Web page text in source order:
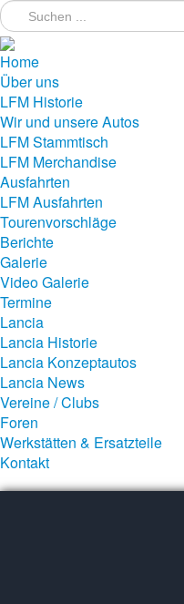
Home
Über uns
LFM Historie
Wir und unsere Autos
LFM Stammtisch
LFM Merchandise
Ausfahrten
LFM Ausfahrten
Tourenvorschläge
Berichte
Galerie
Video Galerie
Termine
Lancia
Lancia Historie
Lancia Konzeptautos
Lancia News
Vereine / Clubs
Foren
Werkstätten & Ersatzteile
Kontakt